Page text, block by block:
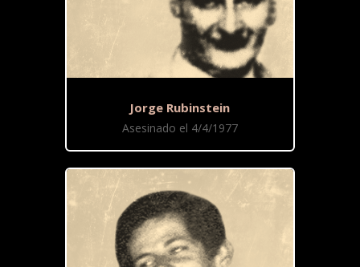
Jorge Rubinstein
Asesinado el 4/4/1977